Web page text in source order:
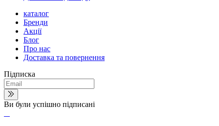
каталог
Бренди
Акції
Блог
Про нас
Доставка та повернення
Підписка
Ви були успішно підписані